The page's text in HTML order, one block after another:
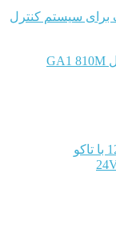
سروموتور 1200RPM 170V 17.6 NM DC با تاکو